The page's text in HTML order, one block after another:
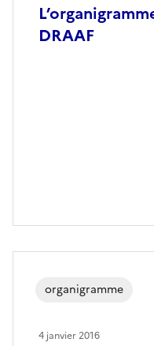
DRAAF
organigramme
4 janvier 2016